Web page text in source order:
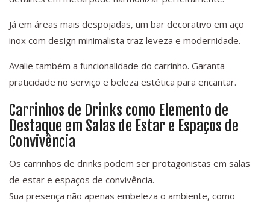
Já em áreas mais despojadas, um bar decorativo em aço
inox com design minimalista traz leveza e modernidade.
Avalie também a funcionalidade do carrinho. Garanta
praticidade no serviço e beleza estética para encantar.
Carrinhos de Drinks como Elemento de
Destaque em Salas de Estar e Espaços de
Convivência
Os carrinhos de drinks podem ser protagonistas em salas
de estar e espaços de convivência.
Sua presença não apenas embeleza o ambiente, como